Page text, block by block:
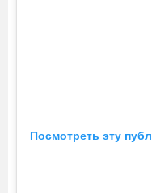
Посмотреть эту